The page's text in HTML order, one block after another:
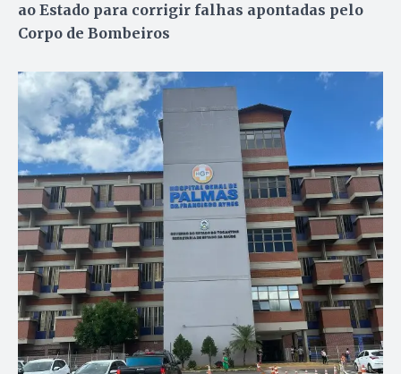
ao Estado para corrigir falhas apontadas pelo
Corpo de Bombeiros